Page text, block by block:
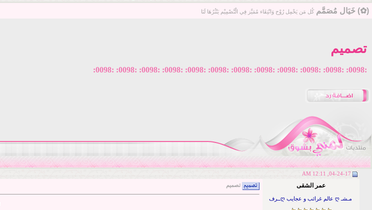
(✿) خَيَال مُصَمَّم كُل مَن يَحْمِل رُوْح وَانْتِقَاء مُمَيَّز فِي الْتَّصْمِيْم يَنْثُرُهَا لَنَا
تصميم
:0098: :0098: :0098: :0098: :0098: :0098: :0098: :0098: :0098: :0098: :0098: :0098:
عمر الشقى
مـشـ ღ عالم غرائب و عجايب ღــرف
تصميم